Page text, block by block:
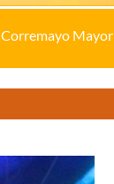
Corremayo Mayor